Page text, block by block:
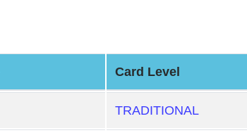
Card Level
TRADITIONAL